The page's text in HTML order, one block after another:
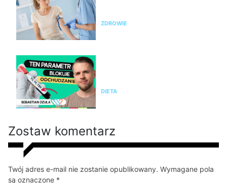
ZDROWIE
DIETA
Zostaw komentarz
Twój adres e-mail nie zostanie opublikowany. Wymagane pola
są oznaczone *